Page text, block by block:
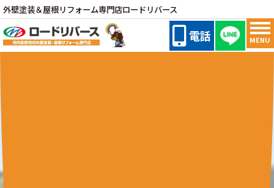
外壁塗装＆屋根リフォーム専門店ロードリバース
電話 MENU